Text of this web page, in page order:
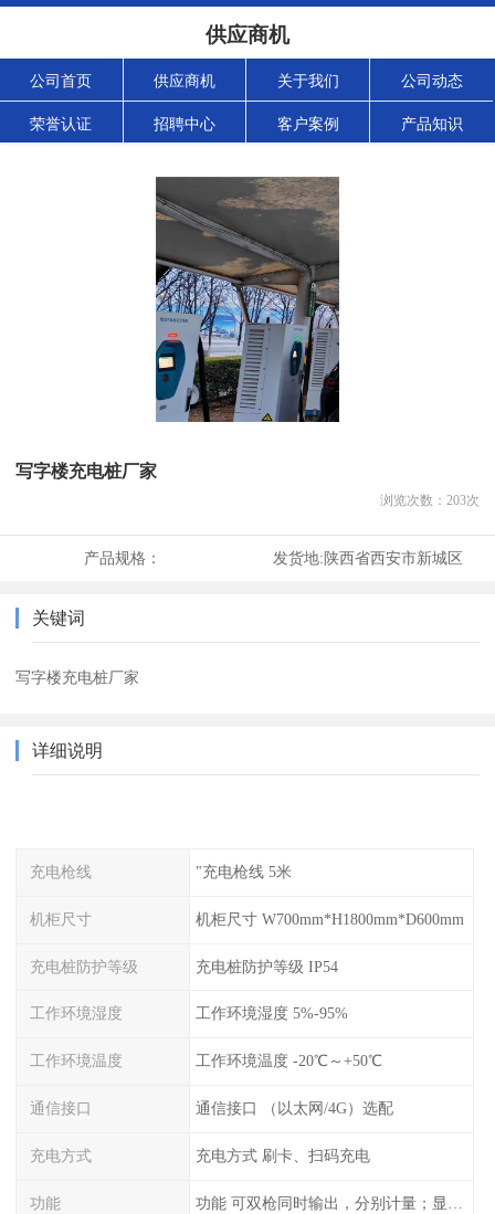
供应商机
公司首页 供应商机 关于我们 公司动态
荣誉认证 招聘中心 客户案例 产品知识
写字楼充电桩厂家
浏览次数： 203次
产品规格： 发货地:陕西省西安市新城区
关键词
写字楼充电桩厂家
详细说明
充电枪线 "充电枪线 5米
机柜尺寸 机柜尺寸 W700mm*H1800mm*D600mm
充电桩防护等级 充电桩防护等级 IP54
工作环境湿度 工作环境湿度 5%-95%
工作环境温度 工作环境温度 -20℃～+50℃
通信接口 通信接口 （以太网/4G）选配
充电方式 充电方式 刷卡、扫码充电
功能